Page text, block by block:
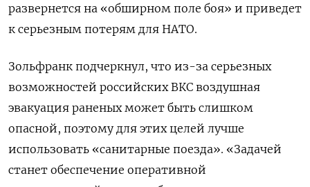
развернется на «обширном поле боя» и приведет
к серьезным потерям для НАТО.
Зольфранк подчеркнул, что из-за серьезных
возможностей российских ВКС воздушная
эвакуация раненых может быть слишком
опасной, поэтому для этих целей лучше
использовать «санитарные поезда». «Задачей
станет обеспечение оперативной